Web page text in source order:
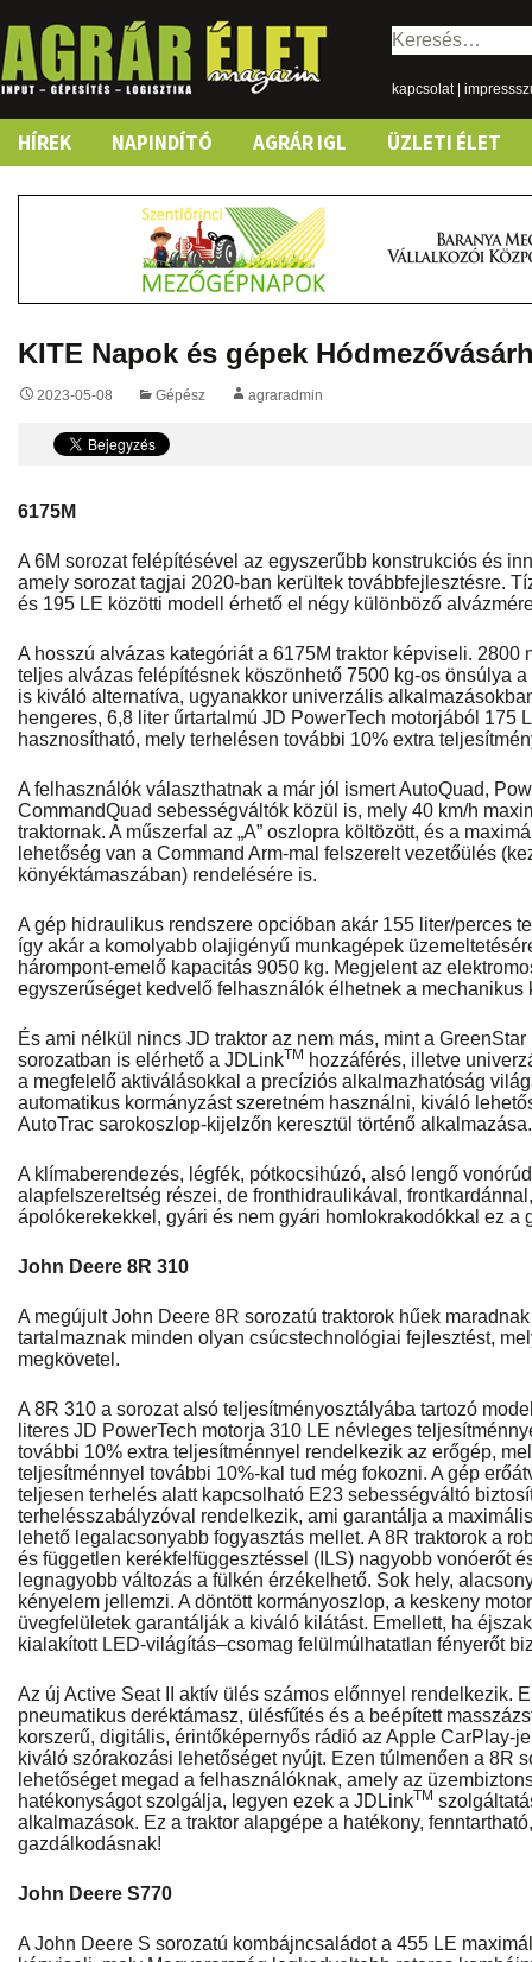
Keresés:
kapcsolat|
Skip
content
HÍREK NAPINDÍTÓ AGRÁR IGL ÜZLETI ÉLET
KITE Napok és gépek
2023-05-08 Gépész agraradmin
6175M
A 6M sorozat felépítésével az egyszerűbb konstrukciós és
amely sorozat tagjai 2020-ban kerültek továbbfejlesztésre.
és 195 LE közötti modell érhető el négy különböző
A hosszú alvázas kategóriát a 6175M traktor képviseli. 2800
teljes alvázas felépítésnek köszönhető 7500 kg-os önsúlya
is kiváló alternatíva, ugyanakkor univerzális
hengeres, 6,8 liter űrtartalmú JD PowerTech motorjából 175
hasznosítható, mely terhelésen további 10% extra
A felhasználók választhatnak a már jól ismert AutoQuad,
CommandQuad sebességváltók közül is, mely 40 km/h
traktornak. A műszerfal az „A” oszlopra költözött, és a
lehetőség van a Command Arm-mal felszerelt vezetőülés
könyéktámaszában) rendelésére is.
A gép hidraulikus rendszere opcióban akár 155 liter/perces
így akár a komolyabb olajigényű munkagépek
hárompont-emelő kapacitás 9050 kg. Megjelent az
egyszerűséget kedvelő felhasználók élhetnek a
És ami nélkül nincs JD traktor az nem más, mint a
sorozatban is elérhető a JDLinkTM hozzáférés, illetve
a megfelelő aktiválásokkal a precíziós alkalmazhatóság
automatikus kormányzást szeretném használni, kiváló
AutoTrac sarokoszlop-kijelzőn keresztül történő alkalmazása.
A klímaberendezés, légfék, pótkocsihúzó, alsó lengő
alapfelszereltség részei, de fronthidraulikával,
ápolókerekekkel, gyári és nem gyári homlokrakodókkal ez a
John Deere 8R 310
A megújult John Deere 8R sorozatú traktorok hűek
tartalmaznak minden olyan csúcstechnológiai fejlesztést,
megkövetel.
A 8R 310 a sorozat alsó teljesítményosztályába tartozó
literes JD PowerTech motorja 310 LE névleges
további 10% extra teljesítménnyel rendelkezik az erőgép,
teljesítménnyel további 10%-kal tud még fokozni. A gép
teljesen terhelés alatt kapcsolható E23 sebességváltó
terhelésszabályzóval rendelkezik, ami garantálja a
lehető legalacsonyabb fogyasztás mellet. A 8R traktorok a
és független kerékfelfüggesztéssel (ILS) nagyobb vonóerőt
legnagyobb változás a fülkén érzékelhető. Sok hely,
kényelem jellemzi. A döntött kormányoszlop, a keskeny
üvegfelületek garantálják a kiváló kilátást. Emellett, ha
kialakított LED-világítás–csomag felülmúlhatatlan fényerőt
Az új Active Seat II aktív ülés számos előnnyel rendelkezik.
pneumatikus deréktámasz, ülésfűtés és a beépített
korszerű, digitális, érintőképernyős rádió az Apple CarPlay-
kiváló szórakozási lehetőséget nyújt. Ezen túlmenően a 8R
lehetőséget megad a felhasználóknak, amely az
hatékonyságot szolgálja, legyen ezek a JDLinkTM
alkalmazások. Ez a traktor alapgépe a hatékony,
gazdálkodásnak!
John Deere S770
A John Deere S sorozatú kombájncsaládot a 455 LE